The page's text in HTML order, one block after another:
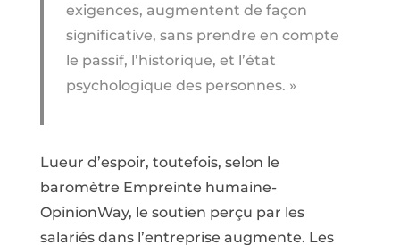
exigences, augmentent de façon
significative, sans prendre en compte
le passif, l’historique, et l’état
psychologique des personnes. »
Lueur d’espoir, toutefois, selon le
baromètre Empreinte humaine-
OpinionWay, le soutien perçu par les
salariés dans l’entreprise augmente. Les